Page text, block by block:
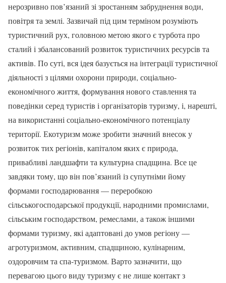
нерозривно пов’язаний зі зростанням забруднення води,
повітря та землі. Зазвичай під цим терміном розуміють
туристичний рух, головною метою якого є турбота про
сталий і збалансований розвиток туристичних ресурсів та
активів. По суті, вся ідея базується на інтеграції туристичної
діяльності з цілями охорони природи, соціально-
економічного життя, формування нового ставлення та
поведінки серед туристів і організаторів туризму, і, нарешті,
на використанні соціально-економічного потенціалу
території. Екотуризм може зробити значний внесок у
розвиток тих регіонів, капіталом яких є природа,
привабливі ландшафти та культурна спадщина. Все це
завдяки тому, що він пов’язаний із супутніми йому
формами господарювання — переробкою
сільськогосподарської продукції, народними промислами,
сільським господарством, ремеслами, а також іншими
формами туризму, які адаптовані до умов регіону —
агротуризмом, активним, спадщиною, кулінарним,
оздоровчим та спа-туризмом. Варто зазначити, що
перевагою цього виду туризму є не лише контакт з